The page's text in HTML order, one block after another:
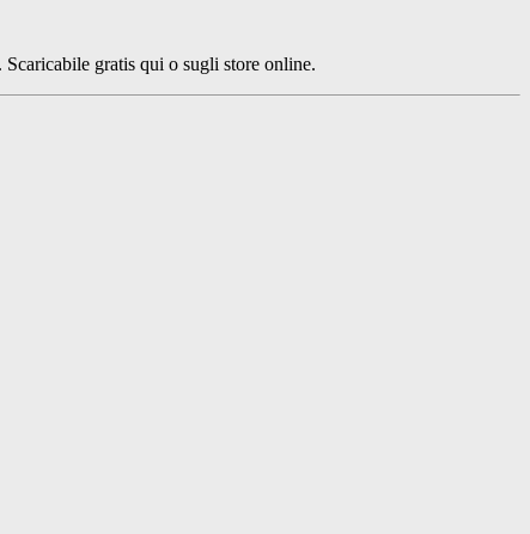
. Scaricabile gratis qui o sugli store online.